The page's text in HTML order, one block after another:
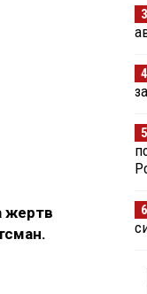
жертв
3
4
5
6